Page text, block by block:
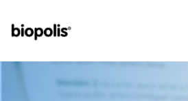
contenido